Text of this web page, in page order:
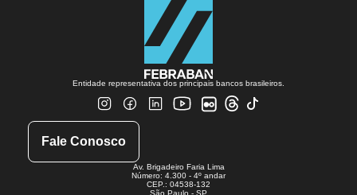
Entidade representativa dos principais bancos brasileiros.
Fale Conosco
Av. Brigadeiro Faria Lima
Número: 4.300 - 4º andar
CEP.: 04538-132
São Paulo - SP